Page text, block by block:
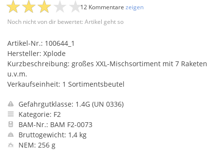
Noch nicht von dir bewertet: Artikel geht so
12 Kommentare zeigen
Artikel-Nr.: 100644_1
Hersteller: Xplode
Kurzbeschreibung: großes XXL-Mischsortiment mit 7 Raketen
u.v.m.
Verkaufseinheit: 1 Sortimentsbeutel
Gefahrgutklasse: 1.4G (UN 0336)
Kategorie: F2
BAM-Nr.: BAM F2-0073
Bruttogewicht: 1,4 kg
NEM: 256 g